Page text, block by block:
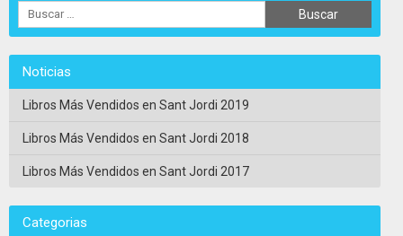
Noticias
Libros Más Vendidos en Sant Jordi 2019
Libros Más Vendidos en Sant Jordi 2018
Libros Más Vendidos en Sant Jordi 2017
Categorias